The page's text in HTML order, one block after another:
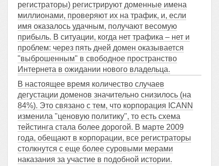
регистраторы) регистрируют доменные имена
миллионами, проверяют их на трафик, и, если
имя оказалось удачным, получают весомую
прибыль. В ситуации, когда нет трафика – нет и
проблем: через пять дней домен оказывается
"выброшенным" в свободное пространство
Интернета в ожидании нового владельца.
В настоящее время количество случаев
дегустации доменов значительно снизилось (на
84%). Это связано с тем, что корпорация ICANN
изменила "ценовую политику", то есть схема
тейстинга стала более дорогой. В марте 2009
года, обещают в корпорации, все регистраторы
столкнутся с еще более суровыми мерами
наказания за участие в подобной истории.